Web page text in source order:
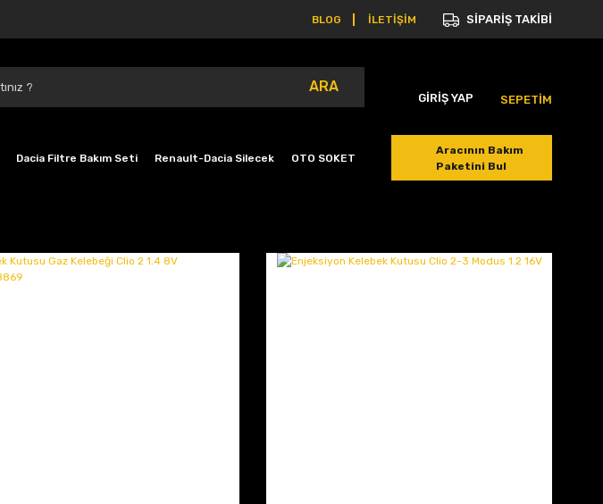
BLOG İLETİŞİM SİPARİŞ TAKİBİ
ARA
GİRİŞ YAP SEPETİM
Dacia Filtre Bakım Seti Renault-Dacia Silecek OTO SOKET
Aracının Bakım
Paketini Bul